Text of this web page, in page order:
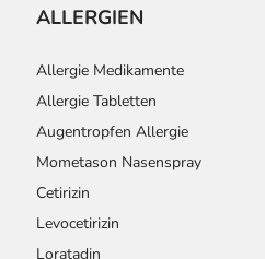
ALLERGIEN
Allergie Medikamente
Allergie Tabletten
Augentropfen Allergie
Mometason Nasenspray
Cetirizin
Levocetirizin
Loratadin